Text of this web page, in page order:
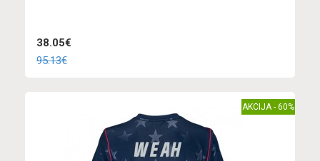
38.05€
95.13€
AKCIJA - 60%